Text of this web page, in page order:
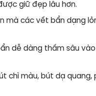
giữ đẹp lâu hơn.
mà các vết bẩn dạng
dễ dàng thấm sâu
chì màu, bút dạ